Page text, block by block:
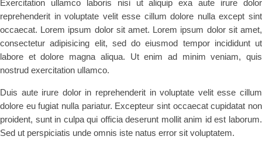
Exercitation ullamco laboris nisi ut aliquip exa aute irure dolor
reprehenderit in voluptate velit esse cillum dolore nulla except sint
occaecat. Lorem ipsum dolor sit amet. Lorem ipsum dolor sit amet,
consectetur adipisicing elit, sed do eiusmod tempor incididunt ut
labore et dolore magna aliqua. Ut enim ad minim veniam, quis
nostrud exercitation ullamco.
Duis aute irure dolor in reprehenderit in voluptate velit esse cillum
dolore eu fugiat nulla pariatur. Excepteur sint occaecat cupidatat non
proident, sunt in culpa qui officia deserunt mollit anim id est laborum.
Sed ut perspiciatis unde omnis iste natus error sit voluptatem.